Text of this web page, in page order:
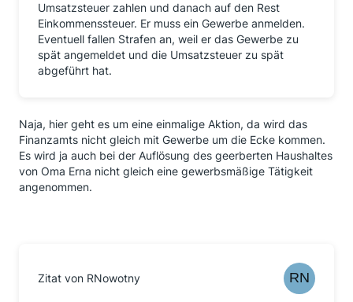
Umsatzsteuer zahlen und danach auf den Rest
Einkommenssteuer. Er muss ein Gewerbe anmelden.
Eventuell fallen Strafen an, weil er das Gewerbe zu
spät angemeldet und die Umsatzsteuer zu spät
abgeführt hat.
Naja, hier geht es um eine einmalige Aktion, da wird das
Finanzamts nicht gleich mit Gewerbe um die Ecke kommen.
Es wird ja auch bei der Auflösung des geerberten Haushaltes
von Oma Erna nicht gleich eine gewerbsmäßige Tätigkeit
angenommen.
Zitat von RNowotny